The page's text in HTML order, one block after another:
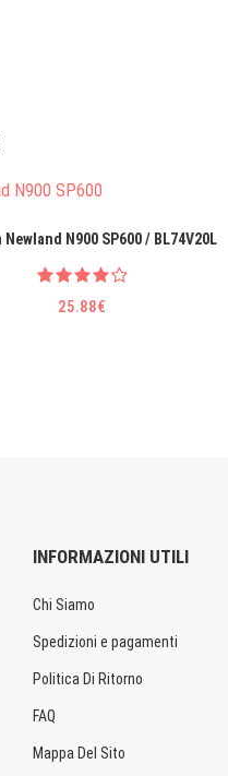
N900 SP600 / BL74V20L
25.88€
INFORMAZIONI UTILI
Chi Siamo
Spedizioni e pagamenti
Politica Di Ritorno
FAQ
Mappa Del Sito